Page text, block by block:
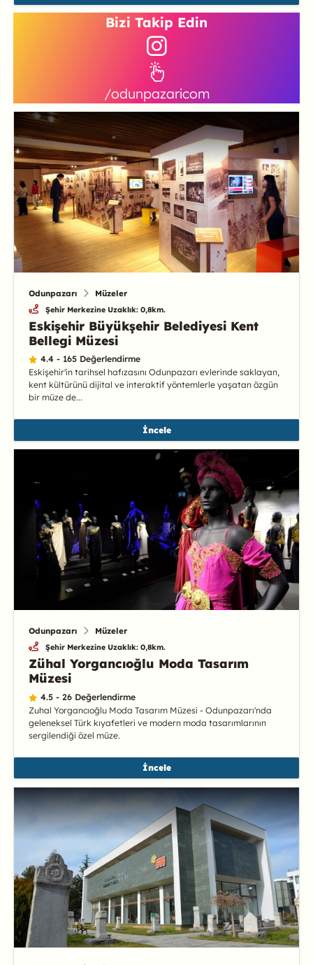
Bizi Takip Edin
/odunpazaricom
Odunpazarı Müzeler
Şehir Merkezine Uzaklık: 0,8km.
Eskişehir Büyükşehir Belediyesi Kent
Bellegi Müzesi
4.4 - 165 Değerlendirme
Eskişehir'in tarihsel hafızasını Odunpazarı evlerinde saklayan,
kent kültürünü dijital ve interaktif yöntemlerle yaşatan özgün
bir müze de...
İncele
Odunpazarı Müzeler
Şehir Merkezine Uzaklık: 0,8km.
Zühal Yorgancıoğlu Moda Tasarım
Müzesi
4.5 - 26 Değerlendirme
Zuhal Yorgancıoğlu Moda Tasarım Müzesi - Odunpazarı'nda
geleneksel Türk kıyafetleri ve modern moda tasarımlarının
sergilendiği özel müze.
İncele